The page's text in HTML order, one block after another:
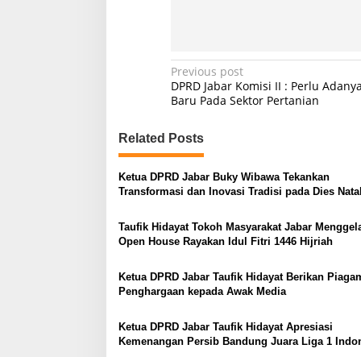
P
o
t
n
a
i
a
t
i
o
Previous post
DPRD Jabar Komisi II : Perlu
Baru Pada Sektor Pertanian
Related Posts
Ketua DPRD Jabar Buky Wibawa Tekankan
Transformasi dan Inovasi Tradisi pada Dies
Taufik Hidayat Tokoh Masyarakat Jabar
Open House Rayakan Idul Fitri 1446 Hijriah
Ketua DPRD Jabar Taufik Hidayat Berikan
Penghargaan kepada Awak Media
Ketua DPRD Jabar Taufik Hidayat Apresiasi
Kemenangan Persib Bandung Juara Liga 1